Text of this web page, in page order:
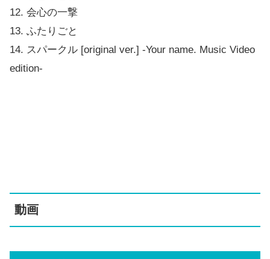
12. 会心の一撃
13. ふたりごと
14. スパークル [original ver.] -Your name. Music Video
edition-
動画